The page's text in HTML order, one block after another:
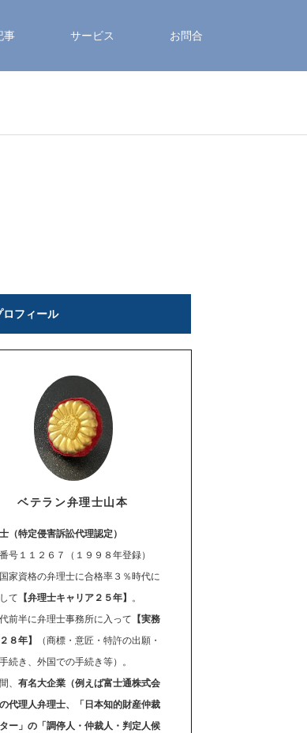
事 サービス お問合
ロフィール
ベテラン弁理士山本
（特定侵害訴訟代理認定）
号１１２６７（１９９８年登録）
家資格の弁理士に合格率３％時代に
て 【弁理士キャリア２５年】 。
前半に弁理士事務所に入って 【実務
８年】
（商標・意匠・特許の出願・
続き、外国での手続き等）。
、 有名大企業（例えば富士通株式会
代理人弁理士、「日本知的財産仲裁
ー」の「調停人・仲裁人・判定人候